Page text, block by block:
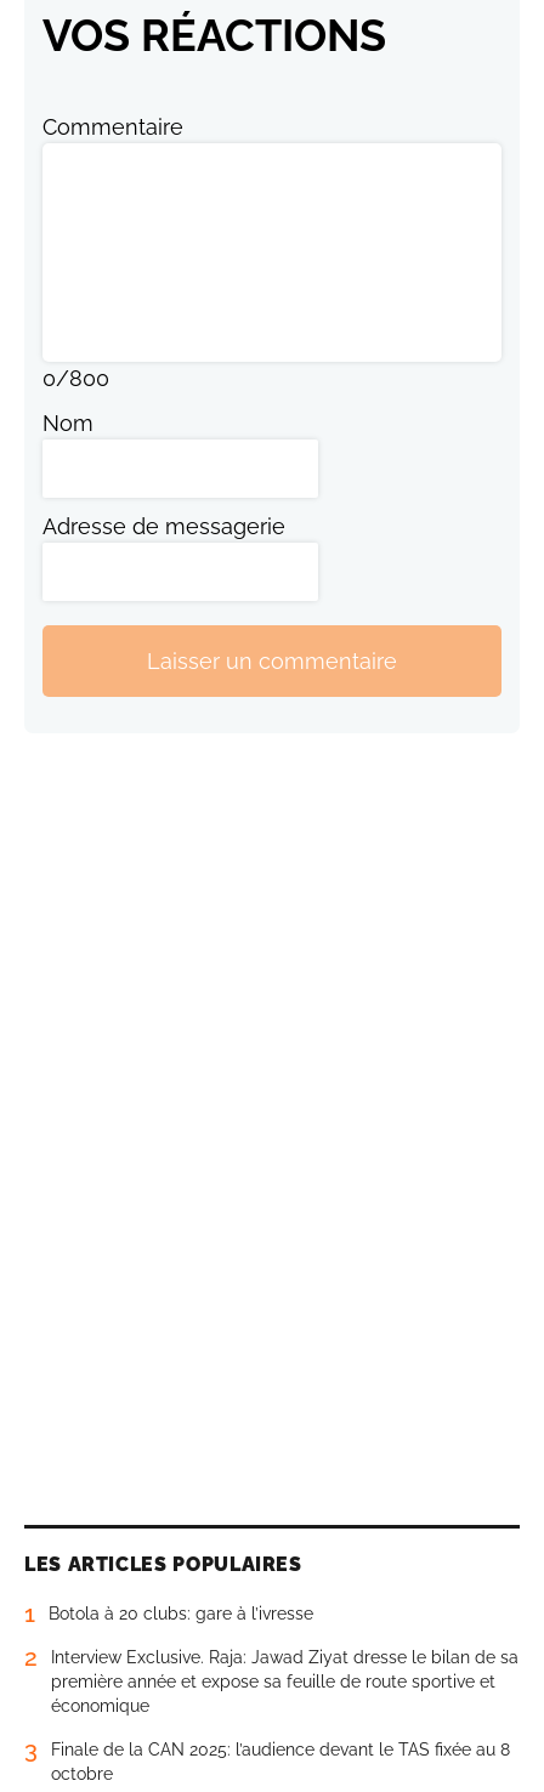
VOS RÉACTIONS
Commentaire
0/800
Nom
Adresse de messagerie
Laisser un commentaire
LES ARTICLES POPULAIRES
1 Botola à 20 clubs: gare à l’ivresse
2
Interview Exclusive. Raja: Jawad Ziyat dresse le bilan de sa
première année et expose sa feuille de route sportive et
économique
3
Finale de la CAN 2025: l’audience devant le TAS fixée au 8
octobre